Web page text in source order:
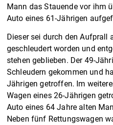
Mann das Stauende vor ihm
Auto eines 61-Jährigen
Dieser sei durch den Aufprall
geschleudert worden und
stehen geblieben. Der 49-
Schleudern gekommen und
Jährigen getroffen. Im
Wagen eines 26-Jährigen
Auto eines 64 Jahre alten
Neben fünf Rettungswagen